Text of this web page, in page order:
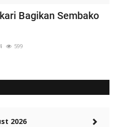
Bagikan Sembako
599
2026